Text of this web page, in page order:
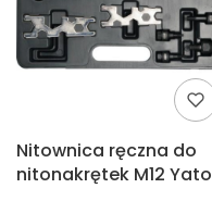
Nitownica ręczna do
nitonakrętek M12 Yato